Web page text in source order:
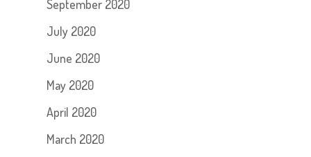
September 2020
July 2020
June 2020
May 2020
April 2020
March 2020